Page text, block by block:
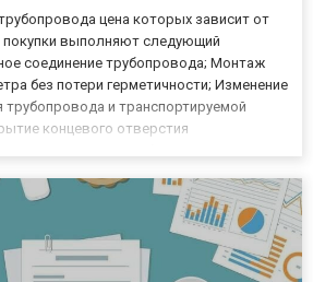
цена которых зависит от
выполняют следующий
соединение трубопровода; Монтаж
без потери герметичности; Изменение
и транспортируемой
концевого отверстия
ис...